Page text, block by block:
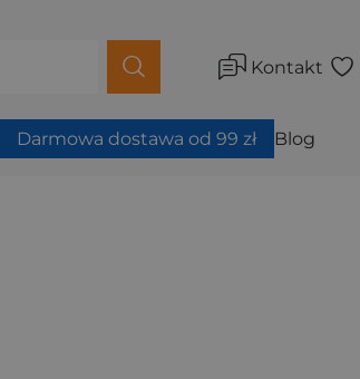
Kontakt
Darmowa dostawa od 99 zł Blog